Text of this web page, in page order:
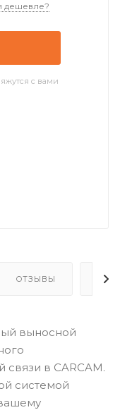
дешевле?
с вами
ОТЗЫВЫ
выносной
в CARCAM.
системой